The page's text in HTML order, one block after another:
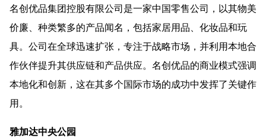
名创优品集团控股有限公司是一家中国零售公司，以其物美
价廉、种类繁多的产品闻名，包括家居用品、化妆品和玩
具。公司在全球迅速扩张，专注于战略市场，并利用本地合
作伙伴提升其供应链和产品供应。名创优品的商业模式强调
本地化和创新，这在其多个国际市场的成功中发挥了关键作
用。
雅加达中央公园